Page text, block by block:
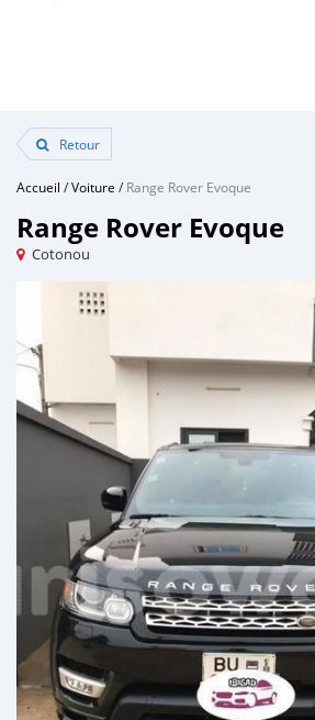
Retour
Accueil /Voiture /Range Rover Evoque
Range Rover Evoque
Cotonou